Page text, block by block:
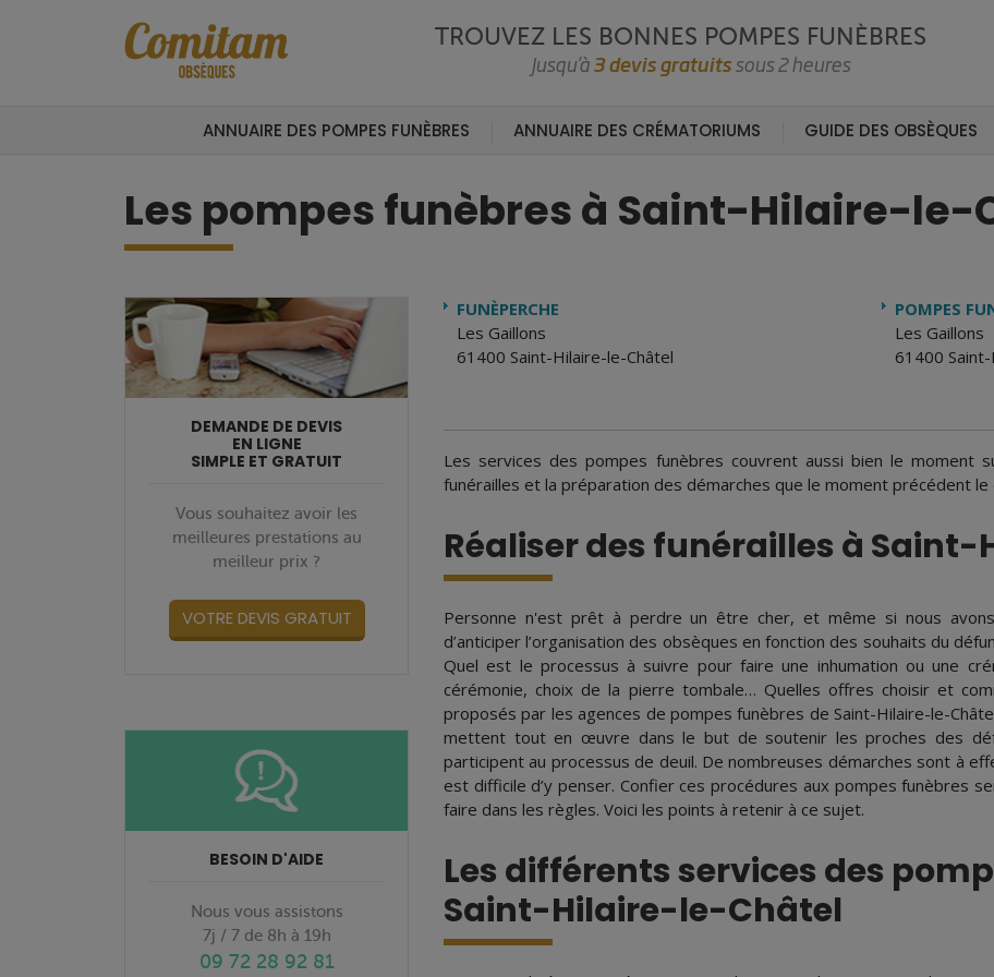
TROUVEZ LES BONNES POMPES FUNÈBRES
Jusqu’à3 devis gratuitssous 2 heures
ANNUAIRE DES POMPES FUNÈBRES ANNUAIRE DES CRÉMATORIUMS GUIDE DES OBSÈQUES
Les pompes funèbres à Saint-Hilaire-le-
Les services des pompes funèbres couvrent aussi bien le moment
funérailles et la préparation des démarches que le moment précédent
Réaliser des funérailles à
Personne n'est prêt à perdre un être cher, et même si nous
d’anticiper l’organisation des obsèques en fonction des souhaits du
Quel est le processus à suivre pour faire une inhumation ou une
cérémonie, choix de la pierre tombale… Quelles offres choisir et
proposés par les agences de pompes funèbres de Saint-Hilaire-le-
mettent tout en œuvre dans le but de soutenir les proches des
participent au processus de deuil. De nombreuses démarches sont à
est difficile d’y penser. Confier ces procédures aux pompes funèbres
faire dans les règles. Voici les points à retenir à ce sujet.
Les différents services des
Saint-Hilaire-le-Châtel
FUNÈPERCHE
Les Gaillons
61400 Saint-Hilaire-le-Châtel
POMPES
Les Gaillons
61400
DEMANDE DE DEVIS
EN LIGNE
SIMPLE ET GRATUIT
Vous souhaitez avoir les
meilleures prestations au
meilleur prix ?
VOTRE DEVIS GRATUIT
BESOIN D'AIDE
Nous vous assistons
7j / 7 de 8h à 19h
09 72 28 92 81